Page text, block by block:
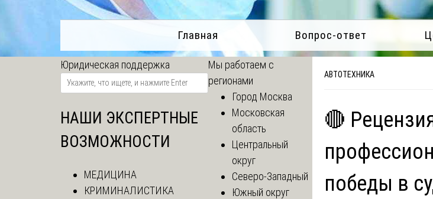
Главная Вопрос-ответ
АВТОТЕХНИКА
🔴
победы в
Юридическая поддержка
НАШИ ЭКСПЕРТНЫЕ
ВОЗМОЖНОСТИ
МЕДИЦИНА
КРИМИНАЛИСТИКА
Мы работаем с
регионами
Город Москва
Московская
область
Центральный
округ
Северо-Западный
Южный округ